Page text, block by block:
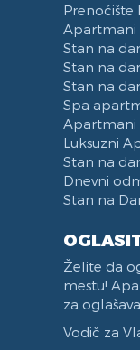
Stari
Delta City
Bulevar
Tosin bunar
Park
Pozeska ulica
Trg Republike
Naselje Belvil
Apartmani u
Prenoćište
Apartmani
Stan na
Stan na
Stan na
Spa
Apartmani
Luksuzni
Stan na
Dnevni
Stan na
Želite da
mestu!
za
Vodič za